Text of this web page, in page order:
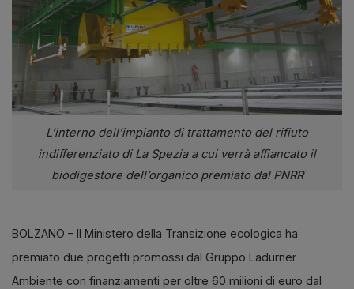
L’interno dell’impianto di trattamento del rifiuto
indifferenziato di La Spezia a cui verrà affiancato il
biodigestore dell’organico premiato dal PNRR
BOLZANO – Il Ministero della Transizione ecologica ha
premiato due progetti promossi dal Gruppo Ladurner
Ambiente con finanziamenti per oltre 60 milioni di euro dal